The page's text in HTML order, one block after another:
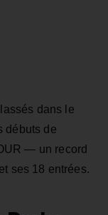
dans le
débuts de
— un record
ses 18 entrées.